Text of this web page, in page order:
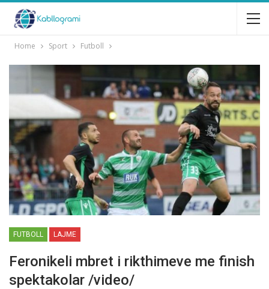
Home Sport Futboll
FUTBOLL LAJME
Feronikeli mbret i rikthimeve me finish
spektakolar /video/